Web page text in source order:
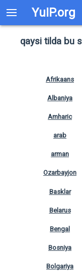
YuIP.org
qaysi tilda bu
Afrikaans
Albaniya
Amharic
arab
arman
Ozarbayjon
Basklar
Belarus
Bengal
Bosniya
Bolgariya